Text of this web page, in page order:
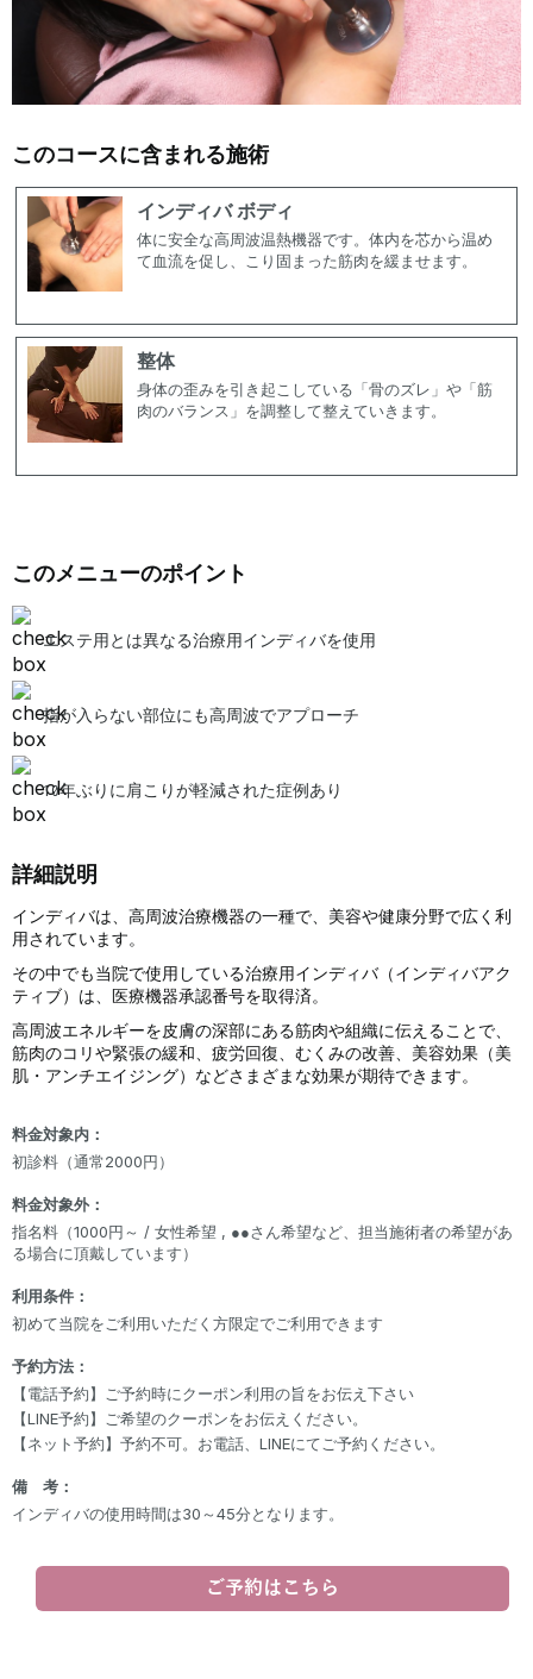
このコースに含まれる施術
インディバ ボディ
体に安全な高周波温熱機器です。体内を芯から温め
て血流を促し、こり固まった筋肉を緩ませます。
整体
身体の歪みを引き起こしている「骨のズレ」や「筋
肉のバランス」を調整して整えていきます。
このメニューのポイント
エステ用とは異なる治療用インディバを使用
指が入らない部位にも高周波でアプローチ
10年ぶりに肩こりが軽減された症例あり
詳細説明
インディバは、高周波治療機器の一種で、美容や健康分野で広く利
用されています。
その中でも当院で使用している治療用インディバ（インディバアク
ティブ）は、医療機器承認番号を取得済。
高周波エネルギーを皮膚の深部にある筋肉や組織に伝えることで、
筋肉のコリや緊張の緩和、疲労回復、むくみの改善、美容効果（美
肌・アンチエイジング）などさまざまな効果が期待できます。
料金対象内 ：
初診料（通常2000円）
料金対象外 ：
指名料（1000円～ / 女性希望 , ●●さん希望など、担当施術者の希望があ
る場合に頂戴しています）
利用条件：
初めて当院をご利用いただく方限定でご利用できます
予約方法：
【電話予約】ご予約時にクーポン利用の旨をお伝え下さい
【LINE予約】ご希望のクーポンをお伝えください。
【ネット予約】予約不可。お電話、LINEにてご予約ください。
備 考：
インディバの使用時間は30～45分となります。
ご予約はこちら